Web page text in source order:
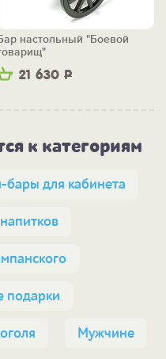
21 630 Р
настольный "Боевой
к категориям
для кабинета
подарки
Мужчине